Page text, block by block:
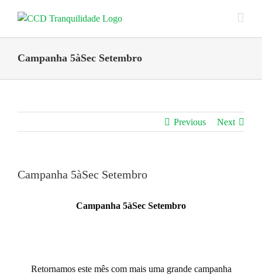
Campanha 5àSec Setembro
Previous Next
Campanha 5àSec Setembro
Campanha 5àSec Setembro
Retornamos este mês com mais uma grande campanha